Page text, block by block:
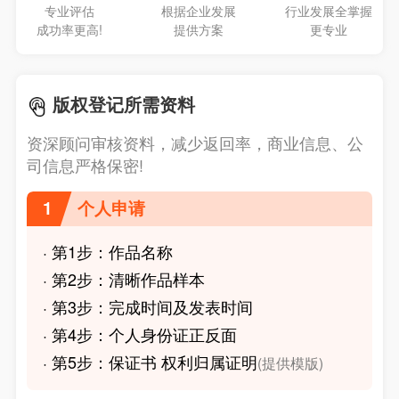
专业评估
成功率更高!
根据企业发展
提供方案
行业发展全掌握
更专业
版权登记所需资料
资深顾问审核资料，减少返回率，商业信息、公
司信息严格保密!
个人申请
1
· 第1步：作品名称
· 第2步：清晰作品样本
· 第3步：完成时间及发表时间
· 第4步：个人身份证正反面
· 第5步：保证书 权利归属证明(提供模版)